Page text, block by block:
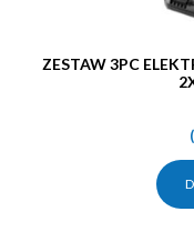
ZESTAW 3PC ELEKTRONARZĘDZI COMBO 18V 2×5.0AH
(